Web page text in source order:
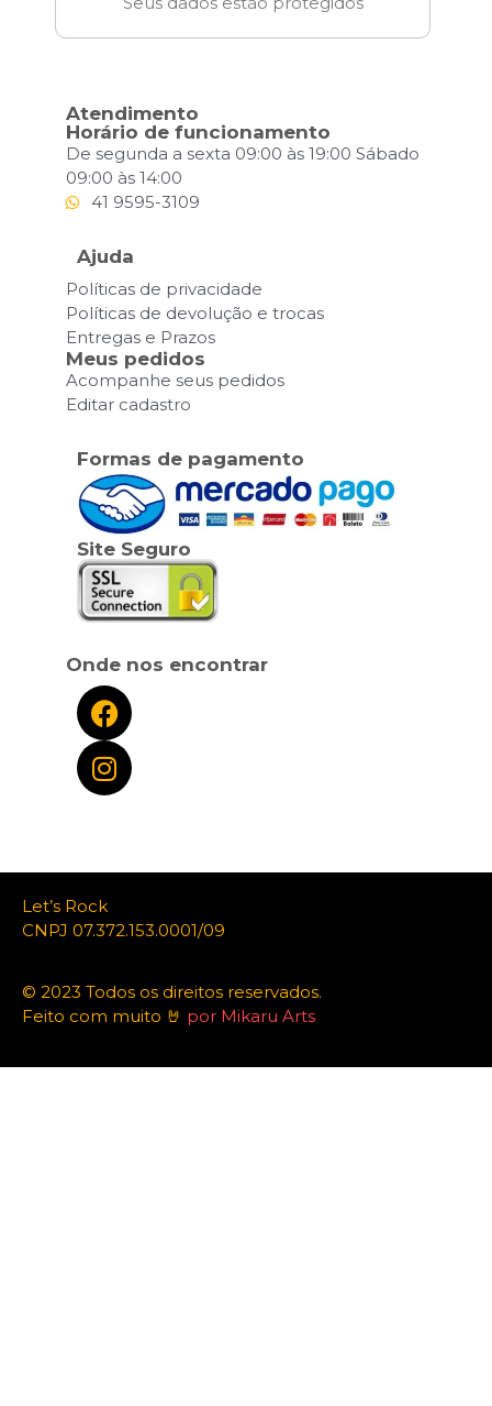
Atendimento
Horário de funcionamento
De segunda a sexta 09:00 às 19:00 Sábado
09:00 às 14:00
41 9595-3109
Ajuda
Políticas de privacidade
Políticas de devolução e trocas
Entregas e Prazos
Meus pedidos
Acompanhe seus pedidos
Editar cadastro
Formas de pagamento
Site Seguro
Onde nos encontrar
Let’s Rock
CNPJ 07.372.153.0001/09
© 2023 Todos os direitos reservados.
Feito com muito 🤘 por Mikaru Arts